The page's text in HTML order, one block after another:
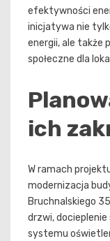
efektywności
inicjatywa nie
energii, ale także
społeczne dla
ich
W ramach
modernizacja
Bruchnalskiego
drzwi,
systemu